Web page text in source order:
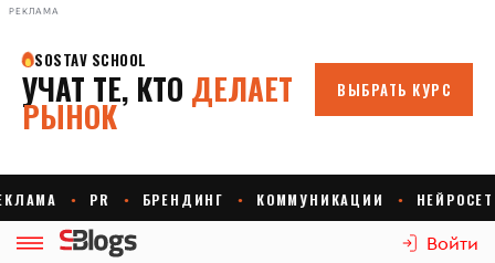
РЕКЛАМА
Войти